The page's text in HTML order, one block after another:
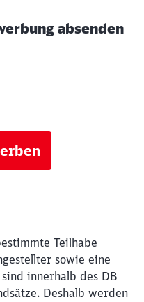
absenden
Teilhabe
sowie eine
innerhalb des DB
Deshalb werden